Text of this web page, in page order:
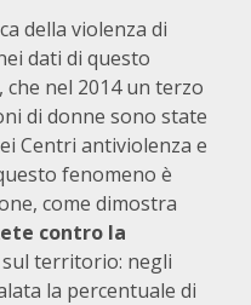
della violenza di
dati di questo
nel 2014 un terzo
di donne sono state
Centri antiviolenza e
fenomeno è
come dimostra
contro la
territorio: negli
la percentuale di